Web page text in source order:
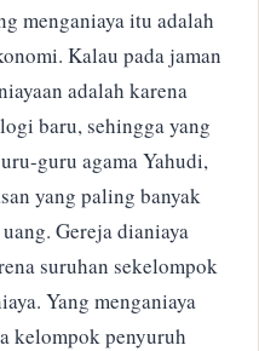
menganiaya itu adalah
Kalau pada jaman
adalah karena
baru, sehingga yang
guru agama Yahudi,
yang paling banyak
Gereja dianiaya
suruhan sekelompok
Yang menganiaya
kelompok penyuruh